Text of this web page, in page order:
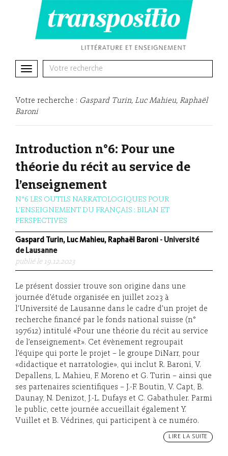
Toggle
Votre recherche : Gaspard Turin, Luc Mahieu, Raphaël
Baroni
Introduction n°6: Pour une
théorie du récit au service de
l’enseignement
N°6 LES OUTILS NARRATOLOGIQUES POUR
L'ENSEIGNEMENT DU FRANÇAIS : BILAN ET
PERSPECTIVES
Gaspard Turin, Luc Mahieu, Raphaël Baroni - Université
de Lausanne
publié le 19.12.2023
Le présent dossier trouve son origine dans une
journée d’étude organisée en juillet 2023 à
l’Université de Lausanne dans le cadre d’un projet de
recherche financé par le fonds national suisse (n°
197612) intitulé «Pour une théorie du récit au service
de l’enseignement». Cet évènement regroupait
l’équipe qui porte le projet – le groupe DiNarr, pour
«didactique et narratologie», qui inclut R. Baroni, V.
Depallens, L. Mahieu, F. Moreno et G. Turin – ainsi que
ses partenaires scientifiques – J.-F. Boutin, V. Capt, B.
Daunay, N. Denizot, J.-L. Dufays et C. Gabathuler. Parmi
le public, cette journée accueillait également Y.
Vuillet et B. Védrines, qui participent à ce numéro.
LIRE LA SUITE